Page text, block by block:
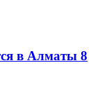
в Алматы 8